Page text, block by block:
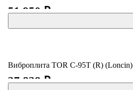
51 950 ₽
Виброплита TOR C-95T (R) (Loncin)
37 838 ₽